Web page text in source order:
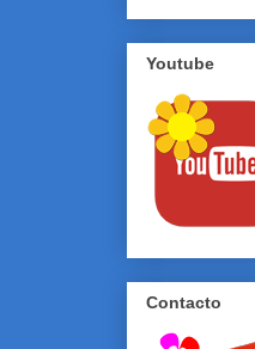
Youtube
Contacto